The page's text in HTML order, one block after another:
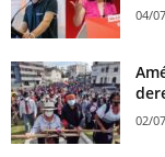
04/
02/